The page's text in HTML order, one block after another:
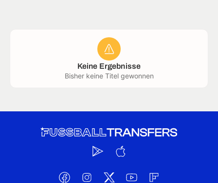
Keine Ergebnisse
Bisher keine Titel gewonnen